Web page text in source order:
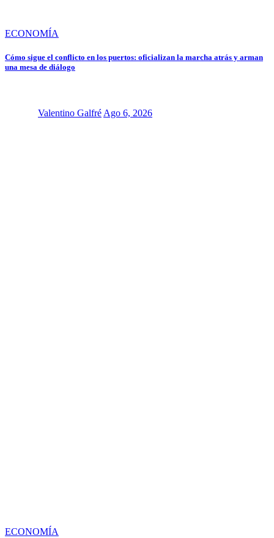
ECONOMÍA
Cómo sigue el conflicto en los puertos: oficializan la marcha atrás y arman
una mesa de diálogo
Valentino Galfré Ago 6, 2026
ECONOMÍA